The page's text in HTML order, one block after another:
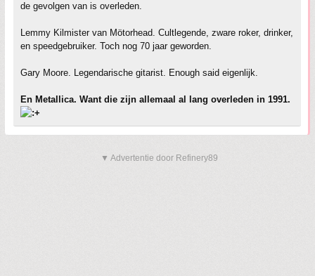
de gevolgen van is overleden.
Lemmy Kilmister van Mötorhead. Cultlegende, zware roker, drinker,
en speedgebruiker. Toch nog 70 jaar geworden.
Gary Moore. Legendarische gitarist. Enough said eigenlijk.
En Metallica. Want die zijn allemaal al lang overleden in 1991.
▼ Advertentie door Refinery89